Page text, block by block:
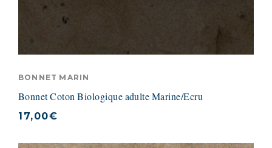
BONNET MARIN
Bonnet Coton Biologique adulte Marine/Ecru
17,00€